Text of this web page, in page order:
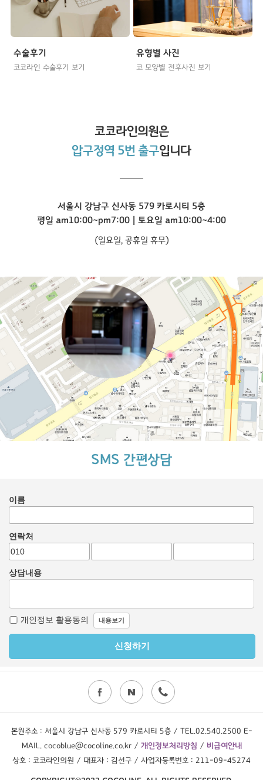
수술후기
코코라인 수술후기 보기
유형별 사진
코 모양별 전후사진 보기
코코라인의원은
압구정역 5번 출구입니다
서울시 강남구 신사동 579 카로시티 5층
평일 am10:00~pm7:00 | 토요일 am10:00~4:00
(일요일, 공휴일 휴무)
SMS 간편상담
본원주소 : 서울시 강남구 신사동 579 카로시티 5층 / TEL.02.540.2500 E-
MAIL. cocoblue@cocoline.co.kr / 개인정보처리방침 / 비급여안내
상호 : 코코라인의원 / 대표자 : 김선구 / 사업자등록번호 : 211-09-45274